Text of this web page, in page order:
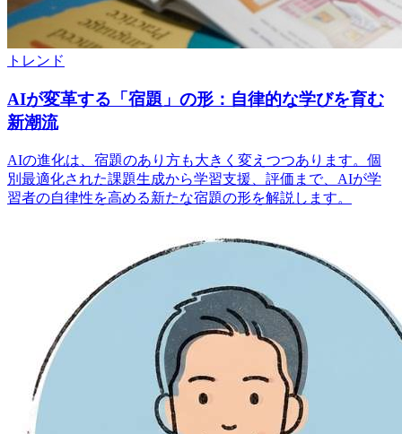
トレンド
AIが変革する「宿題」の形：自律的な学びを育む
新潮流
AIの進化は、宿題のあり方も大きく変えつつあります。個
別最適化された課題生成から学習支援、評価まで、AIが学
習者の自律性を高める新たな宿題の形を解説します。